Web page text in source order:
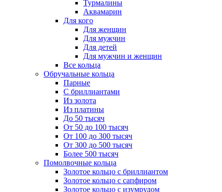
Турмалины
Аквамарин
Для кого
Для женщин
Для мужчин
Для детей
Для мужчин и женщин
Все кольца
Обручальные кольца
Парные
С бриллиантами
Из золота
Из платины
До 50 тысяч
От 50 до 100 тысяч
От 100 до 300 тысяч
От 300 до 500 тысяч
Более 500 тысяч
Помолвочные кольца
Золотое кольцо с бриллиантом
Золотое кольцо с сапфиром
Золотое кольцо с изумрудом